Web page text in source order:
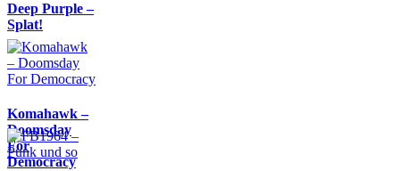
Deep Purple –
Splat!
Komahawk –
Doomsday
For
Democracy